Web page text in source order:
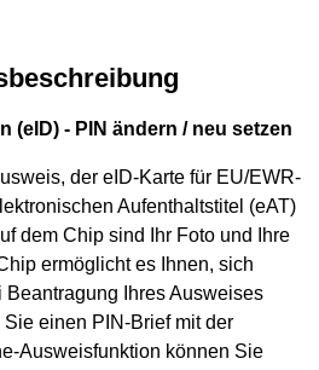
(eID) - PIN ändern / neu setzen
der eID-Karte für EU/EWR-
Aufenthaltstitel (eAT)
dem Chip sind Ihr Foto und Ihre
ermöglicht es Ihnen, sich
Ihres Ausweises
einen PIN-Brief mit der
Ausweisfunktion können Sie